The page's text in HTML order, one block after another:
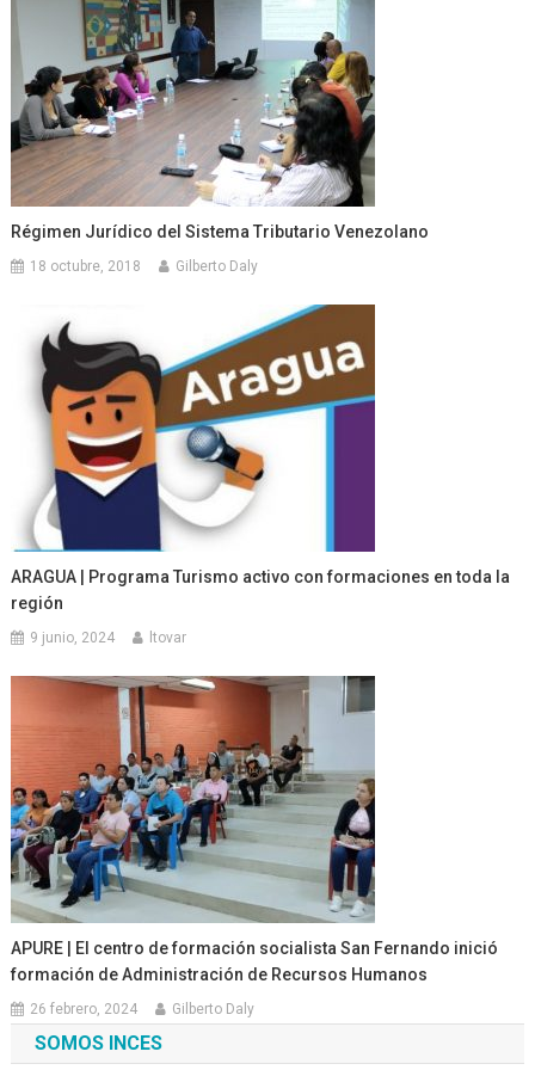
Régimen Jurídico del Sistema Tributario Venezolano
18 octubre, 2018 Gilberto Daly
ARAGUA | Programa Turismo activo con formaciones en toda la
región
9 junio, 2024 ltovar
APURE | El centro de formación socialista San Fernando inició
formación de Administración de Recursos Humanos
26 febrero, 2024 Gilberto Daly
SOMOS INCES